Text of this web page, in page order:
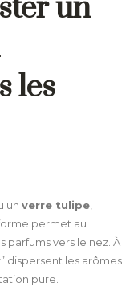
un
les
un verre tulipe,
permet au
parfums vers le nez. À
dispersent les arômes
pure.